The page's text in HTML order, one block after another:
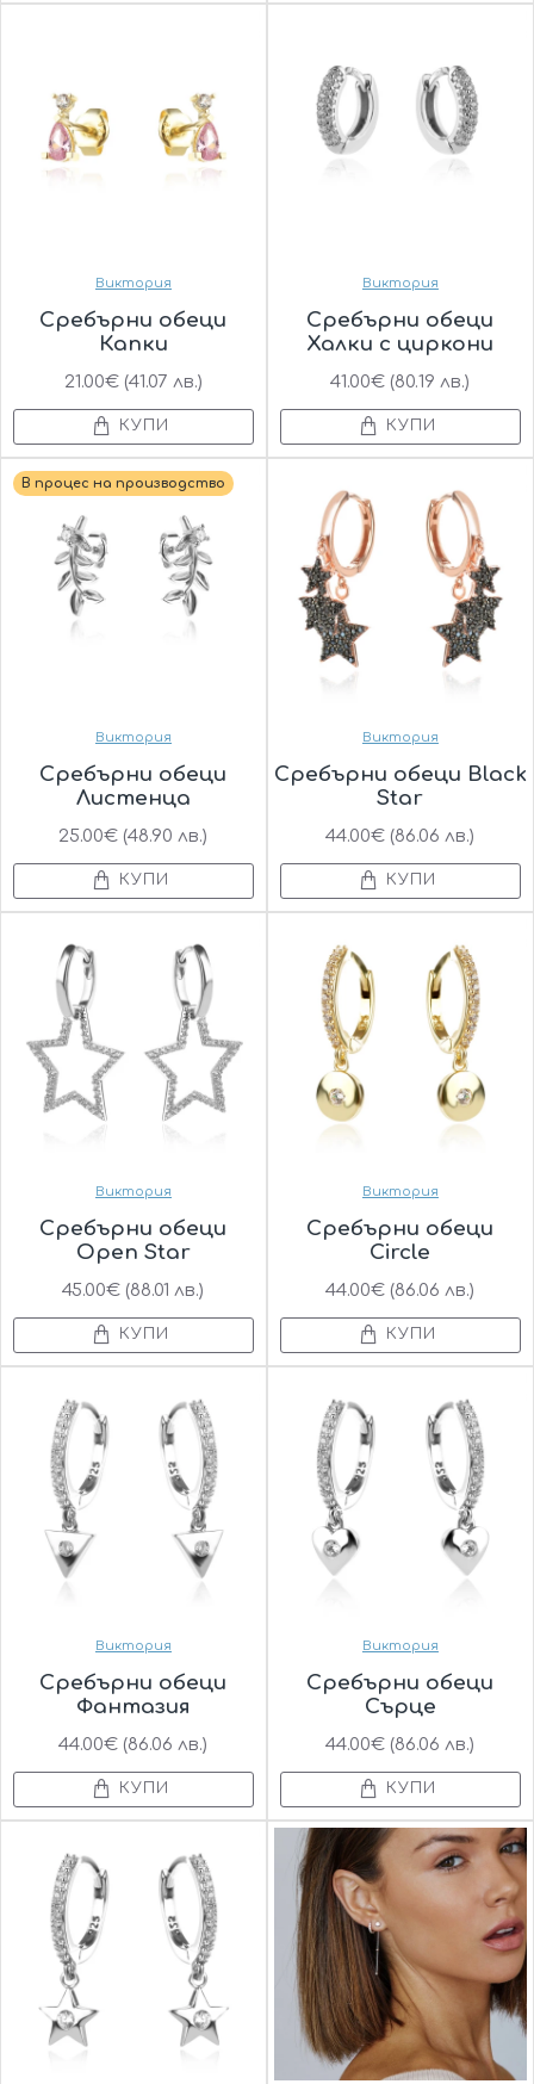
Виктория
Сребърни обеци
Капки
21.00€ (41.07 лв.)
КУПИ
Виктория
Сребърни обеци
Халки с циркони
41.00€ (80.19 лв.)
КУПИ
В процес на производство
Виктория
Сребърни обеци
Листенца
25.00€ (48.90 лв.)
КУПИ
Виктория
Сребърни обеци Black
Star
44.00€ (86.06 лв.)
КУПИ
Виктория
Сребърни обеци
Open Star
45.00€ (88.01 лв.)
КУПИ
Виктория
Сребърни обеци
Circle
44.00€ (86.06 лв.)
КУПИ
Виктория
Сребърни обеци
Фантазия
44.00€ (86.06 лв.)
КУПИ
Виктория
Сребърни обеци
Сърце
44.00€ (86.06 лв.)
КУПИ